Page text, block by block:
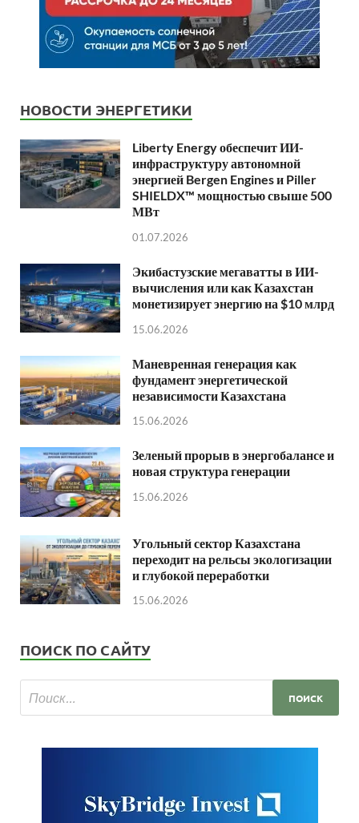
НОВОСТИ ЭНЕРГЕТИКИ
Liberty Energy обеспечит ИИ-
инфраструктуру автономной
энергией Bergen Engines и Piller
SHIELDX™ мощностью свыше 500
МВт
01.07.2026
Экибастузские мегаватты в ИИ-
вычисления или как Казахстан
монетизирует энергию на $10 млрд
15.06.2026
Маневренная генерация как
фундамент энергетической
независимости Казахстана
15.06.2026
Зеленый прорыв в энергобалансе и
новая структура генерации
15.06.2026
Угольный сектор Казахстана
переходит на рельсы экологизации
и глубокой переработки
15.06.2026
ПОИСК ПО САЙТУ